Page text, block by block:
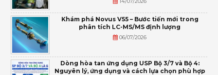
Khám phá Novus V55 – Bước tiến mới trong
phân tích LC-MS/MS định lượng
06/07/2026
Dòng hòa tan ứng dụng USP Bộ 3/7 và Bộ 4:
Nguyên lý, ứng dụng và cách lựa chọn phù hợp